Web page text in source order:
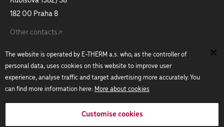
182 00 Praha 8
Other contacts
Do not hesitate to ask us:
+420 266 199 711
The website is operated by E-THERM a.s. who, as the controller of
personal data, uses cookies on this website to improve user
experience, analyse traffic and target advertising more accurately. You
can find more information here: More about cookies
Customise cookies